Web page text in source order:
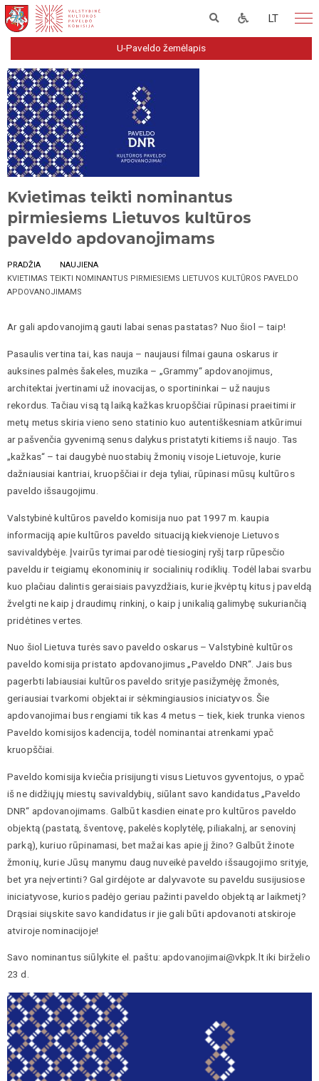
LT
U-Paveldo žemėlapis
Kvietimas teikti nominantus
pirmiesiems Lietuvos kultūros
paveldo apdovanojimams
PRADŽIA
NAUJIENA
KVIETIMAS TEIKTI NOMINANTUS PIRMIESIEMS LIETUVOS KULTŪROS PAVELDO
APDOVANOJIMAMS
Ar gali apdovanojimą gauti labai senas pastatas? Nuo šiol – taip!
Pasaulis vertina tai, kas nauja – naujausi filmai gauna oskarus ir
auksines palmės šakeles, muzika – „Grammy“ apdovanojimus,
architektai įvertinami už inovacijas, o sportininkai – už naujus
rekordus. Tačiau visą tą laiką kažkas kruopščiai rūpinasi praeitimi ir
metų metus skiria vieno seno statinio kuo autentiškesniam atkūrimui
ar pašvenčia gyvenimą senus dalykus pristatyti kitiems iš naujo. Tas
„kažkas“ – tai daugybė nuostabių žmonių visoje Lietuvoje, kurie
dažniausiai kantriai, kruopščiai ir deja tyliai, rūpinasi mūsų kultūros
paveldo išsaugojimu.
Valstybinė kultūros paveldo komisija nuo pat 1997 m. kaupia
informaciją apie kultūros paveldo situaciją kiekvienoje Lietuvos
savivaldybėje. Įvairūs tyrimai parodė tiesioginį ryšį tarp rūpesčio
paveldu ir teigiamų ekonominių ir socialinių rodiklių. Todėl labai svarbu
kuo plačiau dalintis geraisiais pavyzdžiais, kurie įkvėptų kitus į paveldą
žvelgti ne kaip į draudimų rinkinį, o kaip į unikalią galimybę sukuriančią
pridėtines vertes.
Nuo šiol Lietuva turės savo paveldo oskarus – Valstybinė kultūros
paveldo komisija pristato apdovanojimus „Paveldo DNR“. Jais bus
pagerbti labiausiai kultūros paveldo srityje pasižymėję žmonės,
geriausiai tvarkomi objektai ir sėkmingiausios iniciatyvos. Šie
apdovanojimai bus rengiami tik kas 4 metus – tiek, kiek trunka vienos
Paveldo komisijos kadencija, todėl nominantai atrenkami ypač
kruopščiai.
Paveldo komisija kviečia prisijungti visus Lietuvos gyventojus, o ypač
iš ne didžiųjų miestų savivaldybių, siūlant savo kandidatus „Paveldo
DNR“ apdovanojimams. Galbūt kasdien einate pro kultūros paveldo
objektą (pastatą, šventovę, pakelės koplytėlę, piliakalnį, ar senovinį
parką), kuriuo rūpinamasi, bet mažai kas apie jį žino? Galbūt žinote
žmonių, kurie Jūsų manymu daug nuveikė paveldo išsaugojimo srityje,
bet yra neįvertinti? Gal girdėjote ar dalyvavote su paveldu susijusiose
iniciatyvose, kurios padėjo geriau pažinti paveldo objektą ar laikmetį?
Drąsiai siųskite savo kandidatus ir jie gali būti apdovanoti atskiroje
atviroje nominacijoje!
Savo nominantus siūlykite el. paštu: apdovanojimai@vkpk.lt iki birželio
23 d.